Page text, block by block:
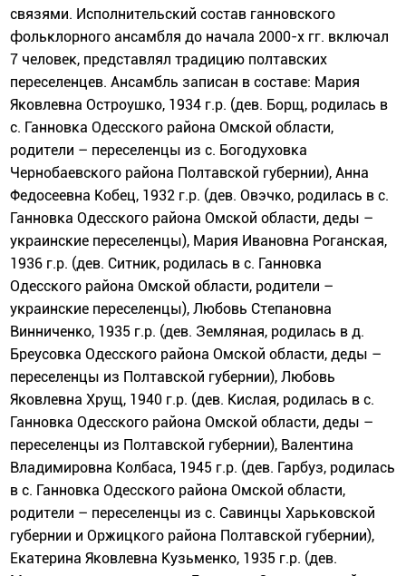
связями. Исполнительский состав ганновского
фольклорного ансамбля до начала 2000-х гг. включал
7 человек, представлял традицию полтавских
переселенцев. Ансамбль записан в составе: Мария
Яковлевна Остроушко, 1934 г.р. (дев. Борщ, родилась в
с. Ганновка Одесского района Омской области,
родители – переселенцы из с. Богодуховка
Чернобаевского района Полтавской губернии), Анна
Федосеевна Кобец, 1932 г.р. (дев. Овэчко, родилась в с.
Ганновка Одесского района Омской области, деды –
украинские переселенцы), Мария Ивановна Роганская,
1936 г.р. (дев. Ситник, родилась в с. Ганновка
Одесского района Омской области, родители –
украинские переселенцы), Любовь Степановна
Винниченко, 1935 г.р. (дев. Земляная, родилась в д.
Бреусовка Одесского района Омской области, деды –
переселенцы из Полтавской губернии), Любовь
Яковлевна Хрущ, 1940 г.р. (дев. Кислая, родилась в с.
Ганновка Одесского района Омской области, деды –
переселенцы из Полтавской губернии), Валентина
Владимировна Колбаса, 1945 г.р. (дев. Гарбуз, родилась
в с. Ганновка Одесского района Омской области,
родители – переселенцы из с. Савинцы Харьковской
губернии и Оржицкого района Полтавской губернии),
Екатерина Яковлевна Кузьменко, 1935 г.р. (дев.